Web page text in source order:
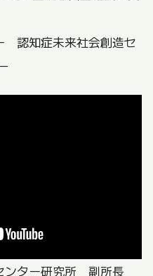
認知症未来社会創造セ
ンター研究所 副所長